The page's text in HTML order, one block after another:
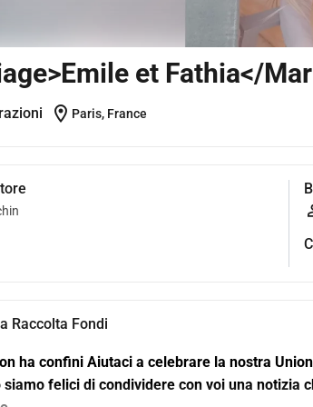
et Fathia</
location_on Paris, France
Raccolta Fondi
ha confini Aiutaci a celebrare la nostra
siamo felici di condividere con voi una notizia